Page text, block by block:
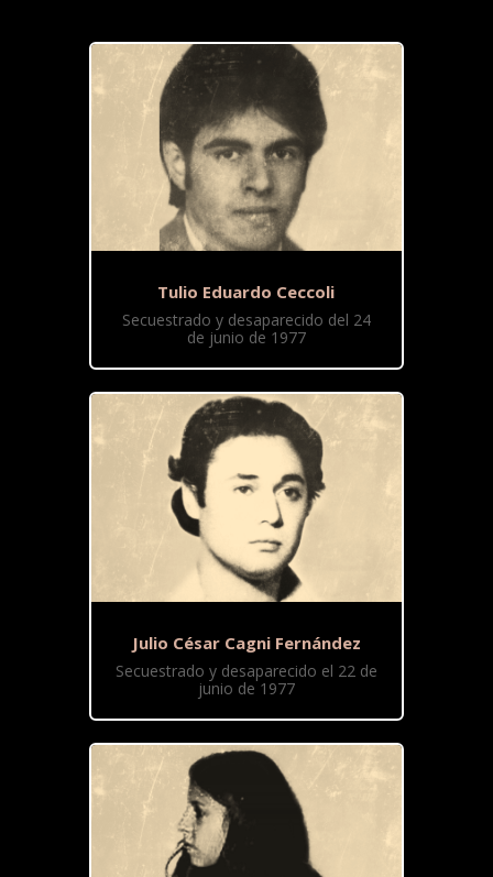
Tulio Eduardo Ceccoli
Secuestrado y desaparecido del 24
de junio de 1977
Julio César Cagni Fernández
Secuestrado y desaparecido el 22 de
junio de 1977